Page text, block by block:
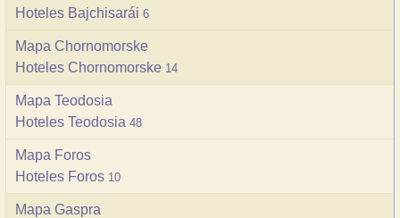
Hoteles Bajchisarái 6
Mapa Сhornomorske
Hoteles Сhornomorske 14
Mapa Teodosia
Hoteles Teodosia 48
Mapa Foros
Hoteles Foros 10
Mapa Gaspra